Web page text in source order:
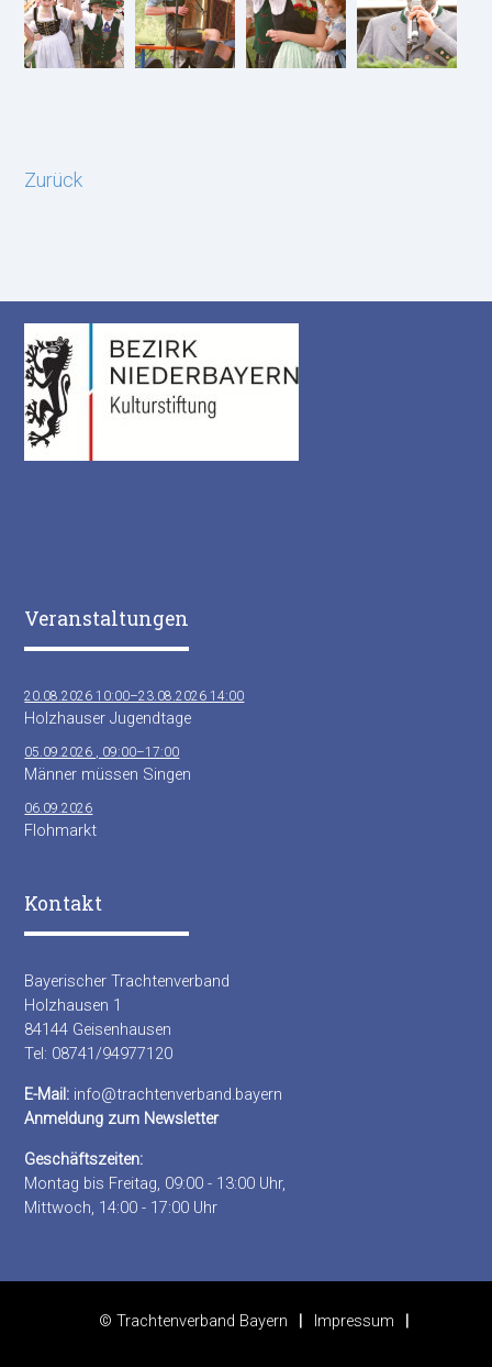
Zurück
Veranstaltungen
20.08.2026 10:00–23.08.2026 14:00
Holzhauser Jugendtage
05.09.2026 , 09:00–17:00
Männer müssen Singen
06.09.2026
Flohmarkt
Kontakt
Bayerischer Trachtenverband
Holzhausen 1
84144 Geisenhausen
Tel: 08741/94977120
E-Mail: info@trachtenverband.bayern
Anmeldung zum Newsletter
Geschäftszeiten:
Montag bis Freitag, 09:00 - 13:00 Uhr,
Mittwoch, 14:00 - 17:00 Uhr
© Trachtenverband Bayern Impressum